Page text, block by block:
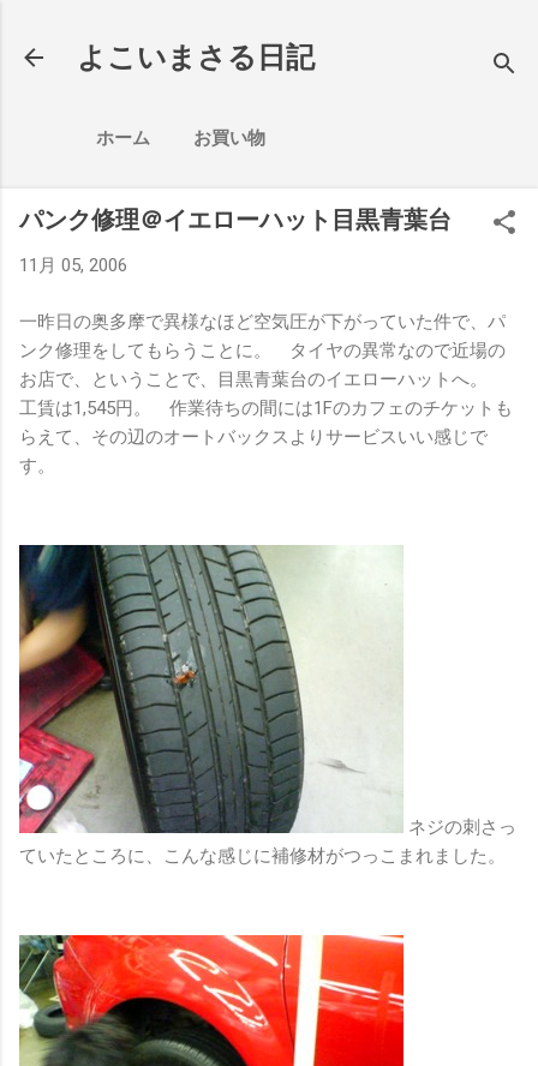
よこいまさる日記
ホーム お買い物
パンク修理＠イエローハット目黒青葉台
11月 05, 2006
一昨日の奥多摩で異様なほど空気圧が下がっていた件で、パ
ンク修理をしてもらうことに。 タイヤの異常なので近場の
お店で、ということで、目黒青葉台のイエローハットへ。
工賃は1,545円。 作業待ちの間には1Fのカフェのチケットも
らえて、その辺のオートバックスよりサービスいい感じで
す。
ネジの刺さっ
ていたところに、こんな感じに補修材がつっこまれました。